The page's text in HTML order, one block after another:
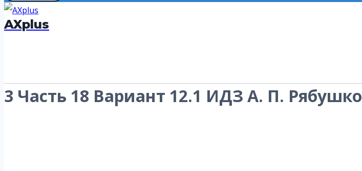
AXplus
3 Часть 18 Вариант 12.1 ИДЗ А. П. Рябушко